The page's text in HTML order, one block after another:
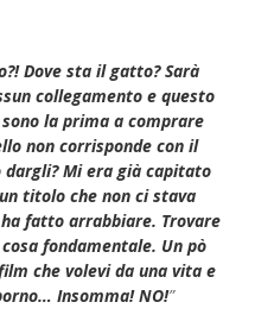
Dove sta il gatto? Sarà
collegamento e questo
la prima a comprare
non corrisponde con il
Mi era già capitato
titolo che non ci stava
fatto arrabbiare. Trovare
fondamentale. Un pò
che volevi da una vita e
Insomma! NO!”